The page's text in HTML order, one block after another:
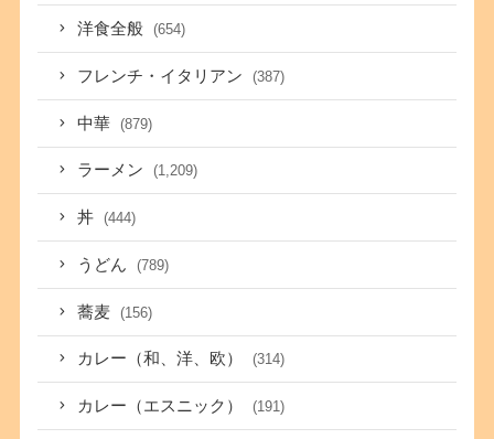
洋食全般 (654)
フレンチ・イタリアン (387)
中華 (879)
ラーメン (1,209)
丼 (444)
うどん (789)
蕎麦 (156)
カレー（和、洋、欧） (314)
カレー（エスニック） (191)